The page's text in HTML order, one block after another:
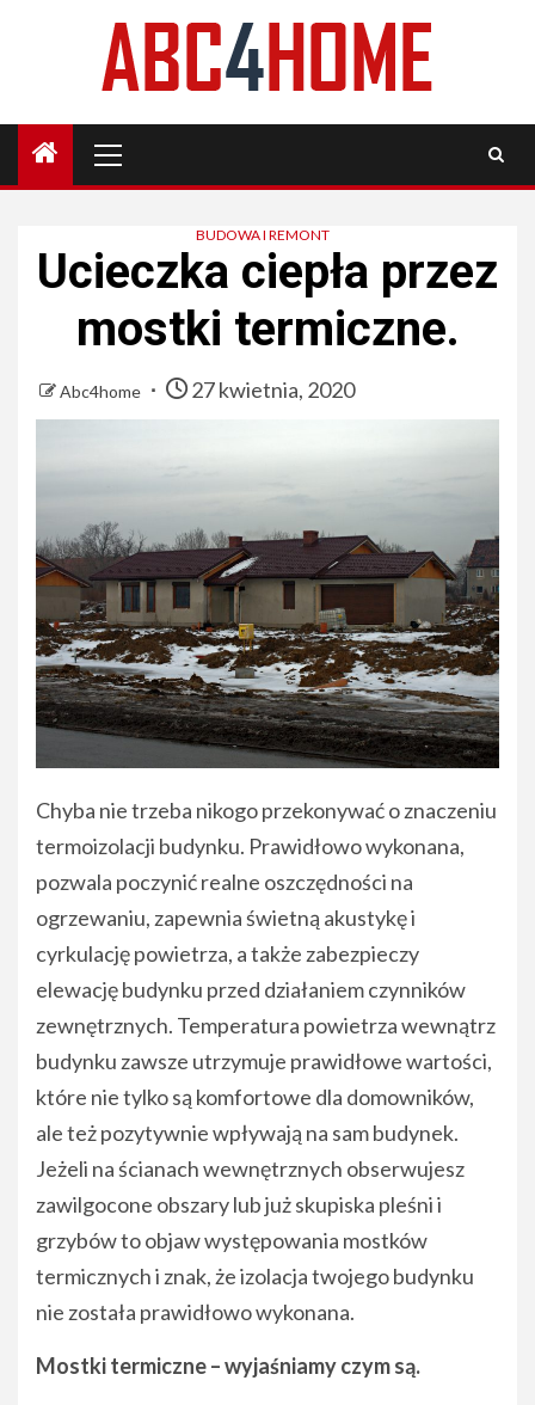
Menu
BUDOWA I REMONT
Ucieczka ciepła przez
mostki termiczne.
Abc4home 27 kwietnia, 2020
Chyba nie trzeba nikogo przekonywać o znaczeniu
termoizolacji budynku. Prawidłowo wykonana,
pozwala poczynić realne oszczędności na
ogrzewaniu, zapewnia świetną akustykę i
cyrkulację powietrza, a także zabezpieczy
elewację budynku przed działaniem czynników
zewnętrznych. Temperatura powietrza wewnątrz
budynku zawsze utrzymuje prawidłowe wartości,
które nie tylko są komfortowe dla domowników,
ale też pozytywnie wpływają na sam budynek.
Jeżeli na ścianach wewnętrznych obserwujesz
zawilgocone obszary lub już skupiska pleśni i
grzybów to objaw występowania mostków
termicznych i znak, że izolacja twojego budynku
nie została prawidłowo wykonana.
Mostki termiczne – wyjaśniamy czym są.